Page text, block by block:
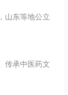
山东等地公立
传承中医药文